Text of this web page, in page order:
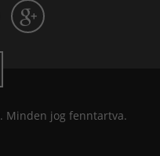
. Minden jog fenntartva.